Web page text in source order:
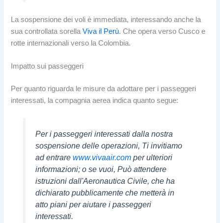
La sospensione dei voli è immediata, interessando anche la
sua controllata sorellaViva il Perù. Che opera verso Cusco e
rotte internazionali verso la Colombia.
Impatto sui passeggeri
Per quanto riguarda le misure da adottare per i passeggeri
interessati, la compagnia aerea indica quanto segue:
Per i passeggeri interessati dalla nostra
sospensione delle operazioni, Ti invitiamo
ad entrare www.vivaair.comper ulteriori
informazioni; o se vuoi, Può attendere
istruzioni dall'Aeronautica Civile, che ha
dichiarato pubblicamente che metterà in
atto piani per aiutare i passeggeri
interessati.